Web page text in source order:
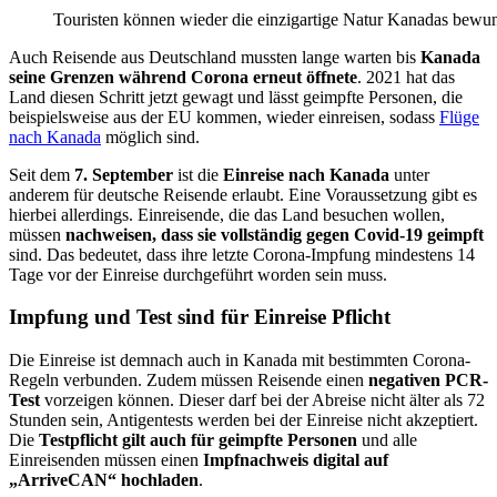
Touristen können wieder die einzigartige Natur Kanadas
Auch Reisende aus Deutschland mussten lange warten bis Kanada
seine Grenzen während Corona erneut öffnete. 2021 hat das
Land diesen Schritt jetzt gewagt und lässt geimpfte Personen, die
beispielsweise aus der EU kommen, wieder einreisen, sodass Flüge
nach Kanada möglich sind.
Seit dem 7. September ist die Einreise nach Kanada unter
anderem für deutsche Reisende erlaubt. Eine Voraussetzung gibt es
hierbei allerdings. Einreisende, die das Land besuchen wollen,
müssen nachweisen, dass sie vollständig gegen Covid-19 geimpft
sind. Das bedeutet, dass ihre letzte Corona-Impfung mindestens 14
Tage vor der Einreise durchgeführt worden sein muss.
Impfung und Test sind für Einreise Pflicht
Die Einreise ist demnach auch in Kanada mit bestimmten Corona-
Regeln verbunden. Zudem müssen Reisende einen negativen PCR-
Test vorzeigen können. Dieser darf bei der Abreise nicht älter als 72
Stunden sein, Antigentests werden bei der Einreise nicht akzeptiert.
Die Testpflicht gilt auch für geimpfte Personen und alle
Einreisenden müssen einen Impfnachweis digital auf
„ArriveCAN“ hochladen.